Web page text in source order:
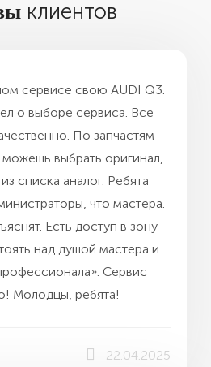
клиентов
сервисе свою AUDI Q3.
о выборе сервиса. Все
По запчастям
выбрать оригинал,
списка аналог. Ребята
что мастера.
Есть доступ в зону
над душой мастера и
Сервис
Молодцы, ребята!
22.04.2025